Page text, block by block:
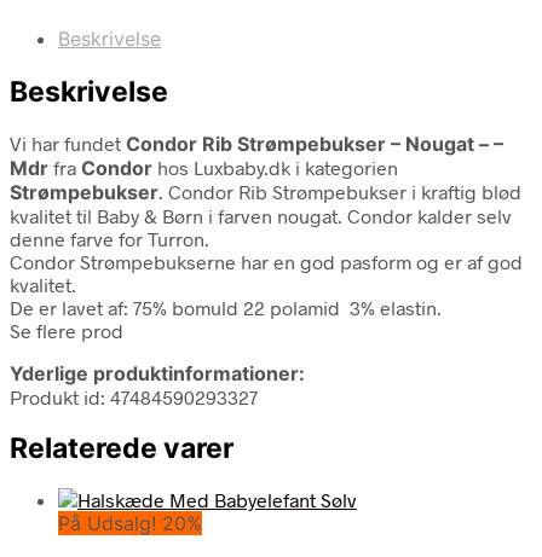
Beskrivelse
Beskrivelse
Vi har fundet Condor Rib Strømpebukser – Nougat – –
Mdr fra Condor hos Luxbaby.dk i kategorien
Strømpebukser. Condor Rib Strømpebukser i kraftig blød
kvalitet til Baby & Børn i farven nougat. Condor kalder selv
denne farve for Turron.
Condor Strømpebukserne har en god pasform og er af god
kvalitet.
De er lavet af: 75% bomuld 22 polamid 3% elastin.
Se flere prod
Yderlige produktinformationer:
Produkt id: 47484590293327
Relaterede varer
På Udsalg! 20%